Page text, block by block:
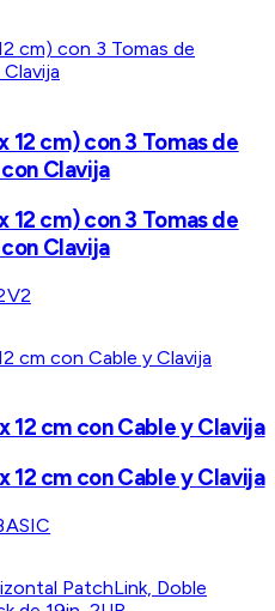
12 cm) con 3 Tomas de
Clavija
12 cm) con 3 Tomas de
Clavija
12 cm con Cable y Clavija
12 cm con Cable y Clavija